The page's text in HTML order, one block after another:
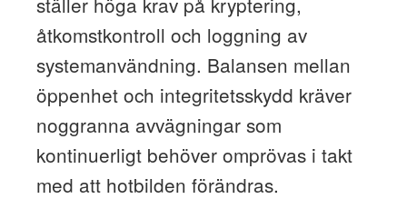
åtkomstkontroll och loggning av
systemanvändning. Balansen mellan
öppenhet och integritetsskydd kräver
noggranna avvägningar som
kontinuerligt behöver omprövas i takt
med att hotbilden förändras.